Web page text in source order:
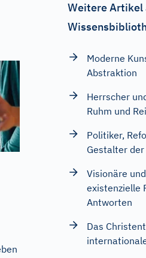
Weitere Artikel
Moderne
Abstraktion
Herrscher
Ruhm und
Politiker,
Gestalter
Visionäre
existenzielle
Antworten
Das